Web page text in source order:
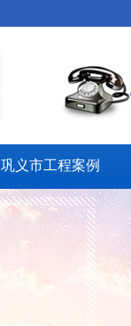
巩义市工程案例